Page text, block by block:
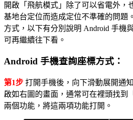
開啟「飛航模式」除了可以省電外，
基地台定位而造成定位不準確的問題
方式，以下有分別說明 Android 手機
可再繼續往下看。
Android 手機查詢座標方式：
第1步 打開手機後，向下滑動展開通
啟如右圖的畫面，通常可在裡頭找到
兩個功能，將這兩項功能打開。